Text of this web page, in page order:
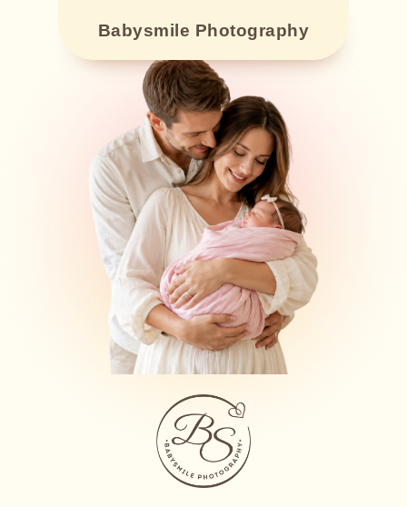
Babysmile Photography